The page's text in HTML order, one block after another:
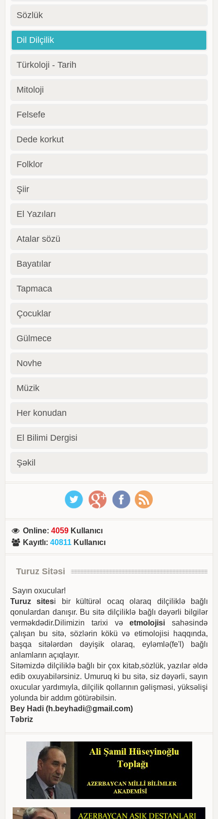
Sözlük
Dil Dilçilik
Türkoloji - Tarih
Mitoloji
Felsefe
Dede korkut
Folklor
Şiir
El Yazıları
Atalar sözü
Bayatılar
Tapmaca
Çocuklar
Gülmece
Novhe
Müzik
Her konudan
El Bilimi Dergisi
Şəkil
Online:4059 Kullanıcı
Kayıtlı:40811 Kullanıcı
Turuz Sitəsi
Sayın oxucular!
Turuz sitesi bir kültürəl ocaq olaraq dilçiliklə bağlı
qonulardan danışır. Bu sitə dilçiliklə bağlı dəyərli bilgilər
verməkdədir.Dilimizin tarixi vəetmolojisi sahəsində
çalışan bu sitə, sözlərin kökü və etimolojisi haqqında,
başqa sitələrdən dəyişik olaraq, eyləmlə(fe'l) bağlı
anlamların açıqlayır.
Sitəmizdə dilçiliklə bağlı bir çox kitab,sözlük, yazılar əldə
edib oxuyabilərsiniz. Umuruq ki bu sitə, siz dəyərli, sayın
oxucular yardımıyla, dilçilik qollarının gəlişməsi, yüksəlişi
yolunda bir addım götürəbilsin.
Bey Hadi (h.beyhadi@gmail.com)
Təbriz